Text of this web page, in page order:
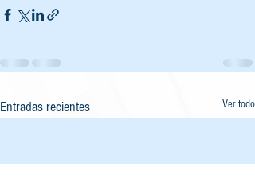
Entradas recientes Ver todo